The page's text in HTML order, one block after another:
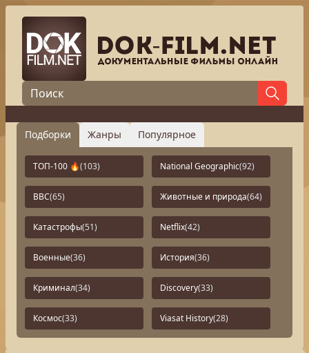
Подборки Жанры Популярное
ТОП-100 🔥(103) National Geographic(92)
BBC(65) Животные и природа(64)
Катастрофы(51) Netflix(42)
Военные(36) История(36)
Криминал(34) Discovery(33)
Космос(33) Viasat History(28)